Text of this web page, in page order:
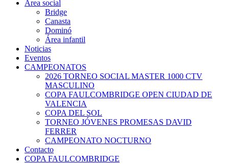
Área social
Bridge
Canasta
Dominó
Área infantil
Noticias
Eventos
CAMPEONATOS
2026 TORNEO SOCIAL MASTER 1000 CTV
MASCULINO
COPA FAULCOMBRIDGE OPEN CIUDAD DE
VALENCIA
COPA DEL SOL
TORNEO JÓVENES PROMESAS DAVID
FERRER
CAMPEONATO NOCTURNO
Contacto
COPA FAULCOMBRIDGE